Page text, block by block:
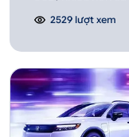
2529 lượt xem